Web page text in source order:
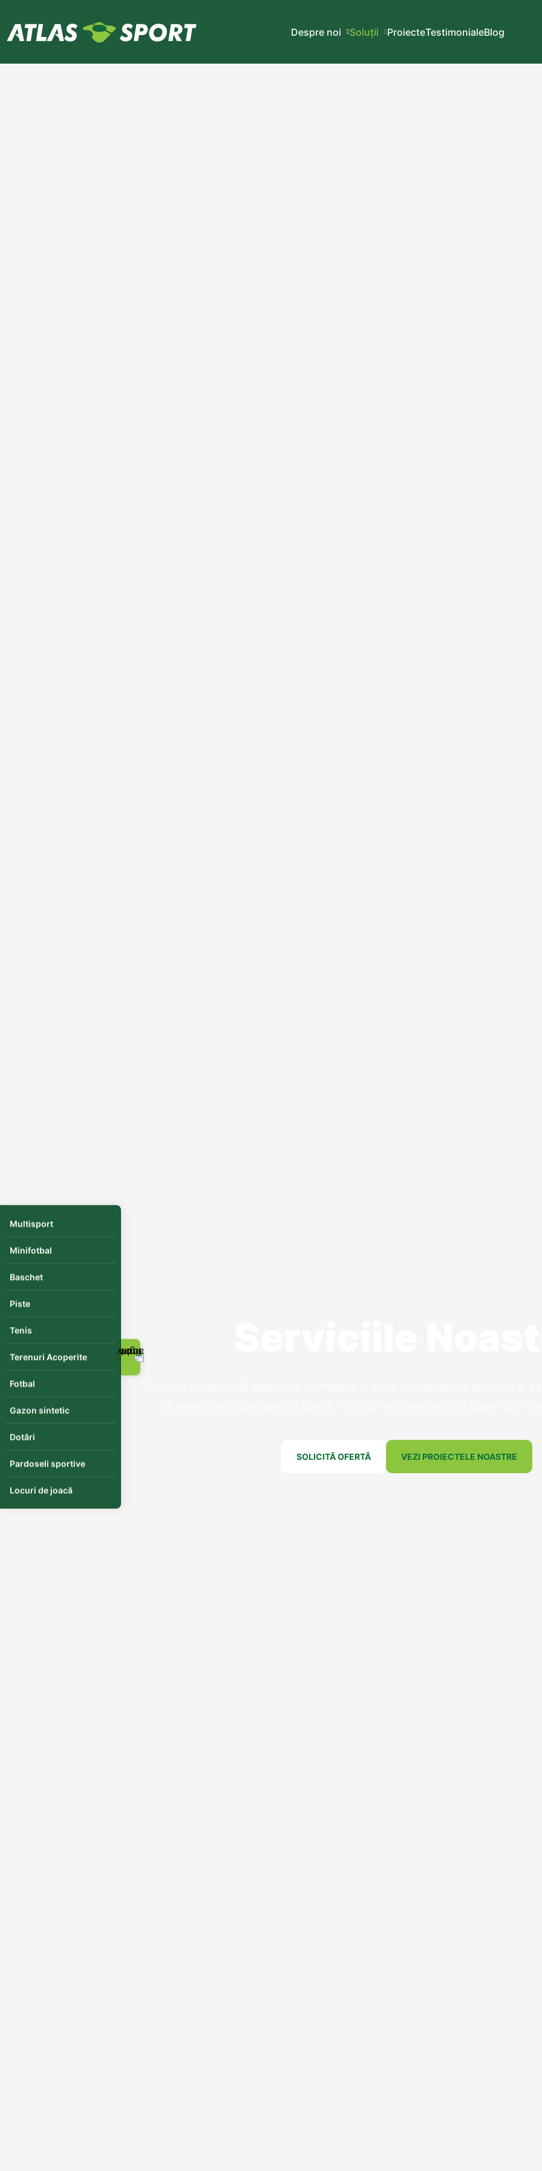
Despre noi Soluții ProiecteTestimonialeBlog
SOLICITĂ OFERTĂ VEZI PROIECTELE NOASTRE
Multisport
Minifotbal
Baschet
Piste
Tenis
Terenuri Acoperite
Fotbal
Gazon sintetic
Dotări
Pardoseli sportive
Locuri de joacă